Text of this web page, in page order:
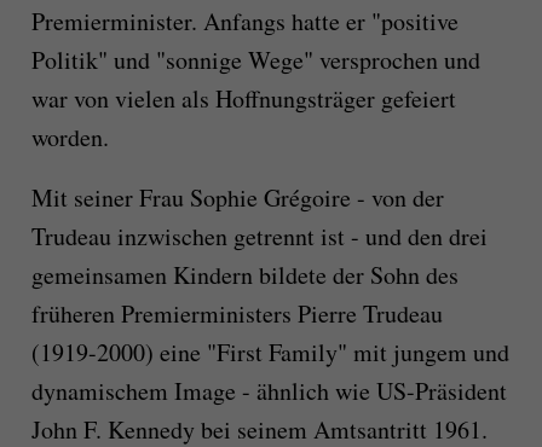
Premierminister. Anfangs hatte er "positive
Politik" und "sonnige Wege" versprochen und
war von vielen als Hoffnungsträger gefeiert
worden.
Mit seiner Frau Sophie Grégoire - von der
Trudeau inzwischen getrennt ist - und den drei
gemeinsamen Kindern bildete der Sohn des
früheren Premierministers Pierre Trudeau
(1919-2000) eine "First Family" mit jungem und
dynamischem Image - ähnlich wie US-Präsident
John F. Kennedy bei seinem Amtsantritt 1961.